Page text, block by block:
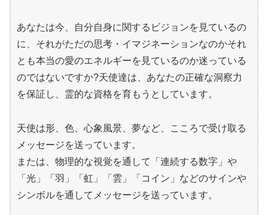
あなたは今、自分自身に関するビジョンを見ているの
に、それがただの思考・イマジネーションなのかそれ
とも本当の愛のエネルギーを見ているのか迷っている
のではないですか?天使達は、あなたの正確な洞察力
を保証し、霊的な資格を育もうとしています。
天使は形、色、心象風景、夢など、こころで受け取る
メッセージを送っています。
または、物理的な視覚を通して「連続する数字」や
「光」「羽」「虹」「雲」「コイン」などのサインや
シンボルを通してメッセージを送っています。